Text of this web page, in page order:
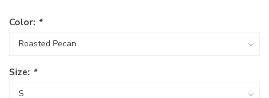
Color: *
Size: *